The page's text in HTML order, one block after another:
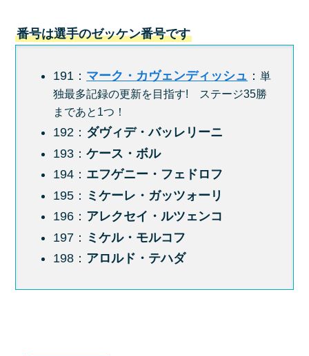
番号は選手のゼッケン番号です
191： マーク・カヴェンディッシュ ：単
独最多記録の更新を目指す! ステージ35勝
まであと1つ！
192： ダヴィデ・バッレリーニ
193：ケース・ボル
194： エフゲニー・フェドロフ
195： ミケーレ・ガッツォーリ
196： アレクセイ・ルツェンコ
197： ミケル・モルコフ
198： アロルド・テハダ